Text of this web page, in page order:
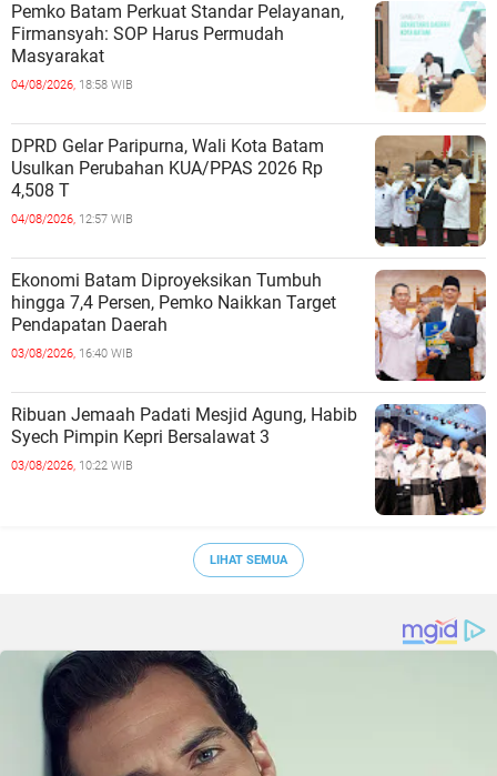
Pemko Batam Perkuat Standar Pelayanan,
Firmansyah: SOP Harus Permudah
Masyarakat
04/08/2026, 18:58 WIB
DPRD Gelar Paripurna, Wali Kota Batam
Usulkan Perubahan KUA/PPAS 2026 Rp
4,508 T
04/08/2026, 12:57 WIB
Ekonomi Batam Diproyeksikan Tumbuh
hingga 7,4 Persen, Pemko Naikkan Target
Pendapatan Daerah
03/08/2026, 16:40 WIB
Ribuan Jemaah Padati Mesjid Agung, Habib
Syech Pimpin Kepri Bersalawat 3
03/08/2026, 10:22 WIB
LIHAT SEMUA